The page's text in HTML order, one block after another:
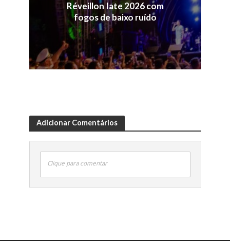
Réveillon Iate 2026 com
fogos de baixo ruído
Adicionar Comentários
Clique para comentar